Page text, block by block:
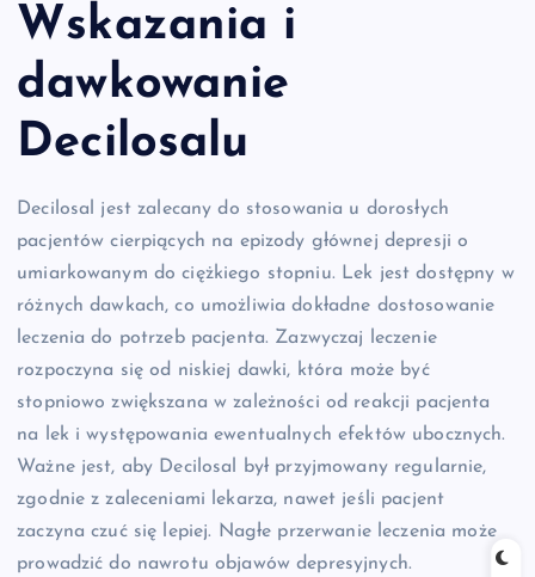
Wskazania i
dawkowanie
Decilosalu
Decilosal jest zalecany do stosowania u dorosłych
pacjentów cierpiących na epizody głównej depresji o
umiarkowanym do ciężkiego stopniu. Lek jest dostępny w
różnych dawkach, co umożliwia dokładne dostosowanie
leczenia do potrzeb pacjenta. Zazwyczaj leczenie
rozpoczyna się od niskiej dawki, która może być
stopniowo zwiększana w zależności od reakcji pacjenta
na lek i występowania ewentualnych efektów ubocznych.
Ważne jest, aby Decilosal był przyjmowany regularnie,
zgodnie z zaleceniami lekarza, nawet jeśli pacjent
zaczyna czuć się lepiej. Nagłe przerwanie leczenia może
prowadzić do nawrotu objawów depresyjnych.